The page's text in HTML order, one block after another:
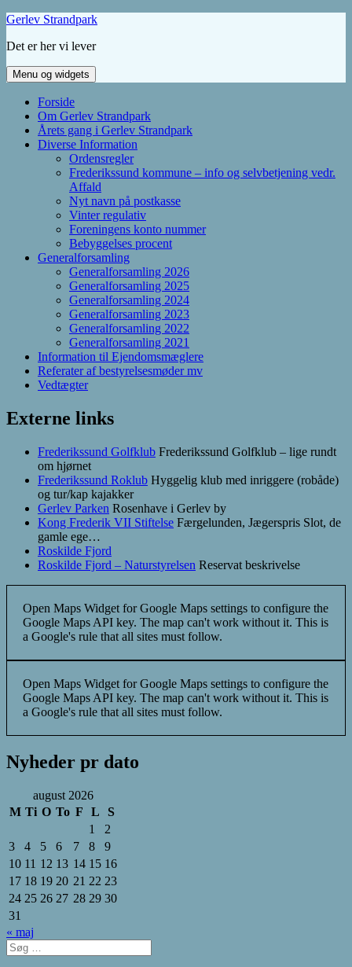
Hop
indhold
Gerlev Strandpark
Det er her vi lever
Menu og widgets
Forside
Om Gerlev Strandpark
Årets gang i Gerlev Strandpark
Diverse Information
Ordensregler
Frederikssund kommune – info og selvbetjening vedr.
Affald
Nyt navn på postkasse
Vinter regulativ
Foreningens konto nummer
Bebyggelses procent
Generalforsamling
Generalforsamling 2026
Generalforsamling 2025
Generalforsamling 2024
Generalforsamling 2023
Generalforsamling 2022
Generalforsamling 2021
Information til Ejendomsmæglere
Referater af bestyrelsesmøder mv
Vedtægter
Externe links
Frederikssund Golfklub Frederikssund Golfklub – lige rundt
om hjørnet
Frederikssund Roklub Hyggelig klub med inriggere (robåde)
og tur/kap kajakker
Gerlev Parken Rosenhave i Gerlev by
Kong Frederik VII Stiftelse Færgelunden, Jægerspris Slot, de
gamle ege…
Roskilde Fjord
Roskilde Fjord – Naturstyrelsen Reservat beskrivelse
Open Maps Widget for Google Maps settings to configure the
Google Maps API key. The map can't work without it. This is
a Google's rule that all sites must follow.
Open Maps Widget for Google Maps settings to configure the
Google Maps API key. The map can't work without it. This is
a Google's rule that all sites must follow.
Nyheder pr dato
august 2026
M Ti O To F L
S
1
2
3
4 5 6 7 8
9
10 11 12 13 14 15 16
17 18 19 20 21 22 23
24 25 26 27 28 29 30
31
« maj
Søg
efter: